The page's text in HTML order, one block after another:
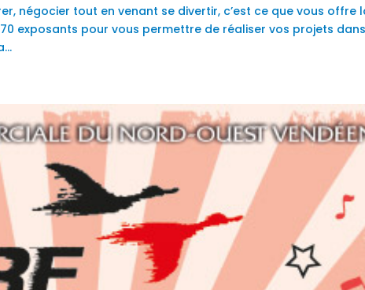
négocier tout en venant se divertir, c’est ce que vous offre
exposants pour vous permettre de réaliser vos projets